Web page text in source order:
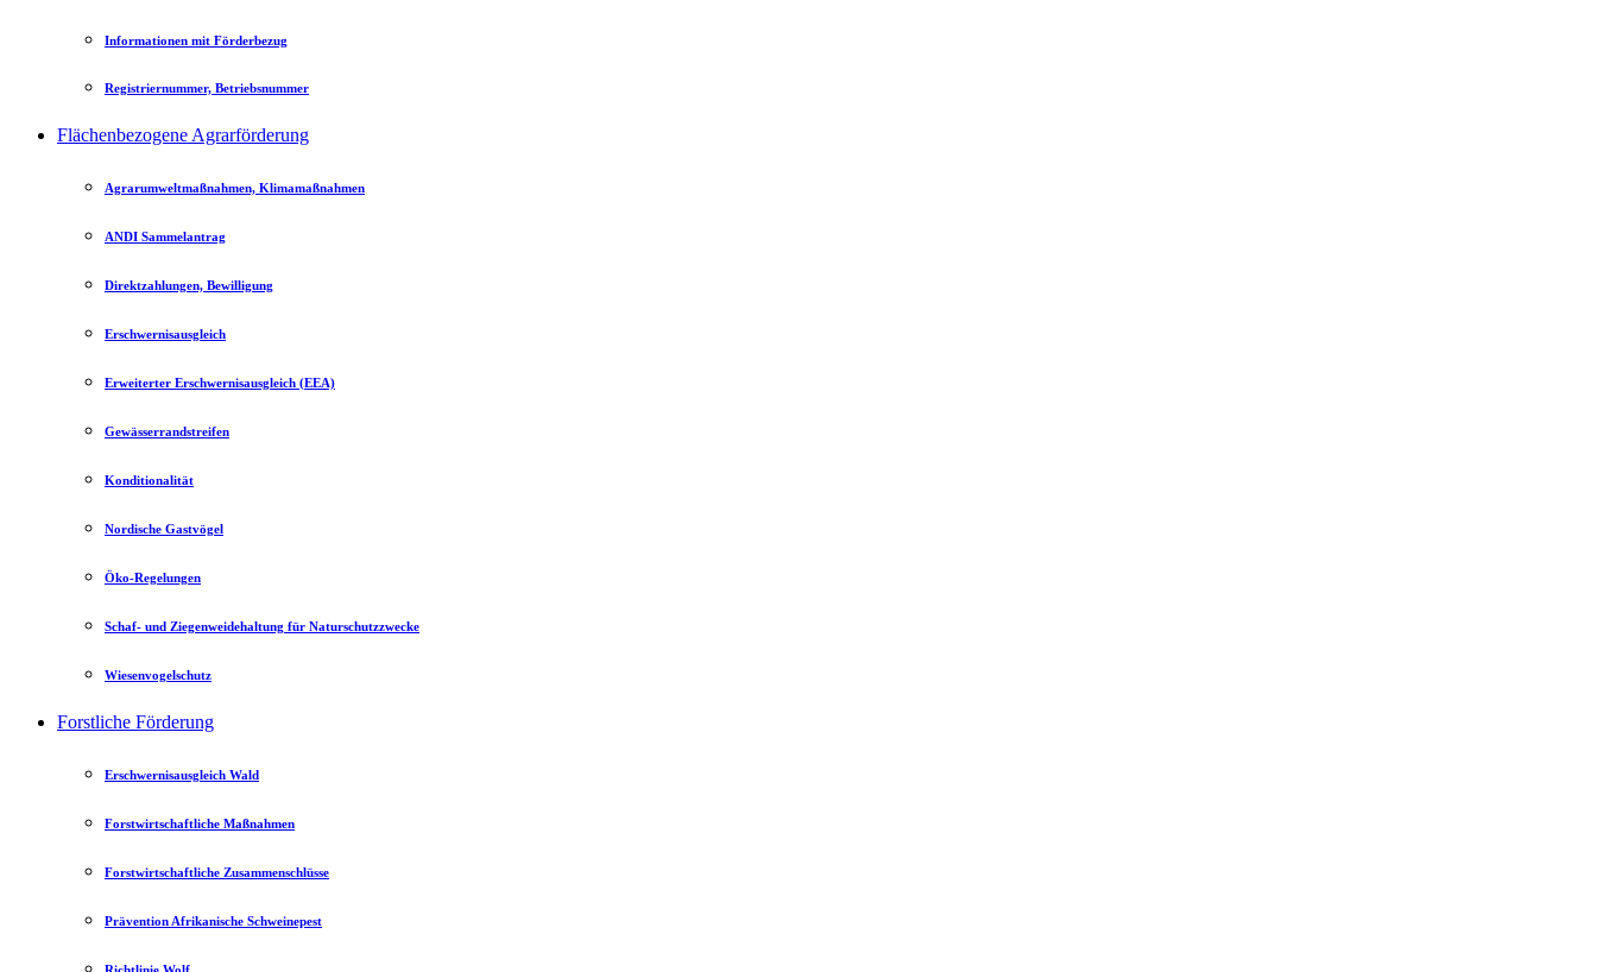
Informationen mit Förderbezug
Registriernummer, Betriebsnummer
Flächenbezogene Agrarförderung
Agrarumweltmaßnahmen, Klimamaßnahmen
ANDI Sammelantrag
Direktzahlungen, Bewilligung
Erschwernisausgleich
Erweiterter Erschwernisausgleich (EEA)
Gewässerrandstreifen
Konditionalität
Nordische Gastvögel
Öko-Regelungen
Schaf- und Ziegenweidehaltung für Naturschutzzwecke
Wiesenvogelschutz
Forstliche Förderung
Erschwernisausgleich Wald
Forstwirtschaftliche Maßnahmen
Forstwirtschaftliche Zusammenschlüsse
Prävention Afrikanische Schweinepest